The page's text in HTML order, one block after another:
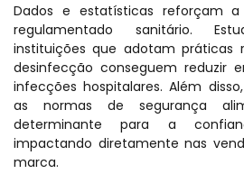
Dados e estatísticas reforçam
regulamentado sanitário.
instituições que adotam práticas
desinfecção conseguem reduzir
infecções hospitalares. Além
as normas de segurança
determinante para a
impactando diretamente nas
marca.